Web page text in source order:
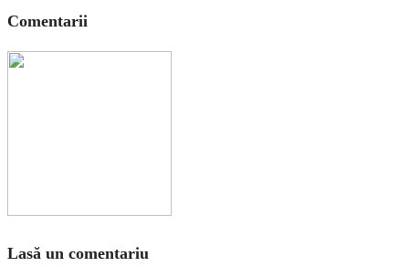
Comentarii
Lasă un comentariu